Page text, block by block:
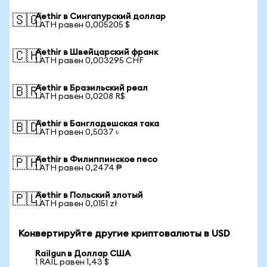
🇸🇬Aethir в Сингапурский доллар
1 ATH равен 0,005205 $
🇨🇭Aethir в Швейцарский франк
1 ATH равен 0,003295 CHF
🇧🇷Aethir в Бразильский реал
1 ATH равен 0,0208 R$
🇧🇩Aethir в Бангладешская така
1 ATH равен 0,5037 ৳
🇵🇭Aethir в Филиппинское песо
1 ATH равен 0,2474 ₱
🇵🇱Aethir в Польский злотый
1 ATH равен 0,0151 zł
Конвертируйте другие криптовалюты в USD
Railgun в Доллар США
1 RAIL равен 1,43 $